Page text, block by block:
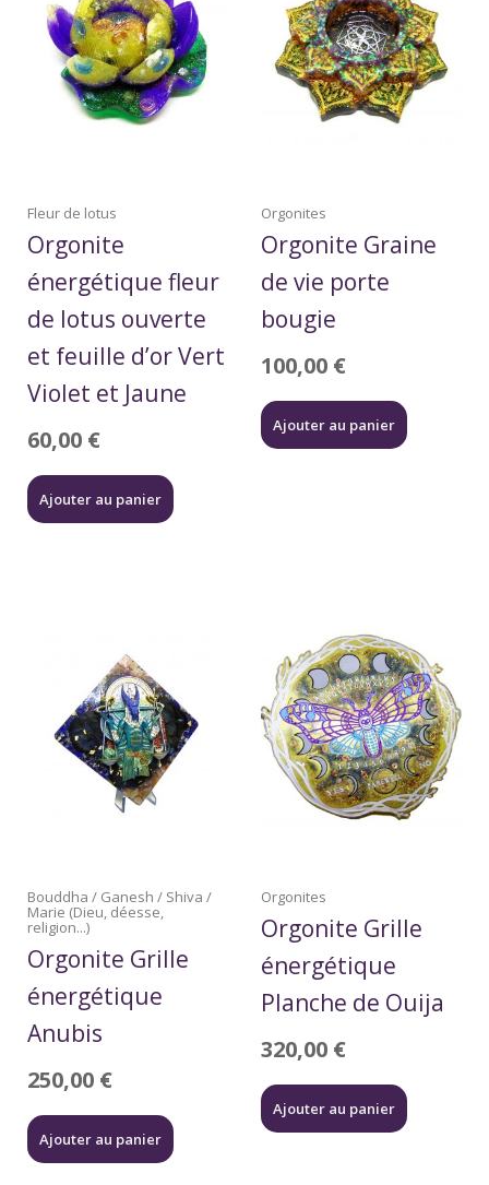
Fleur de lotus
Orgonite
énergétique fleur
de lotus ouverte
et feuille d’or Vert
Violet et Jaune
60,00 €
Ajouter au panier
Orgonites
Orgonite Graine
de vie porte
bougie
100,00 €
Ajouter au panier
Bouddha / Ganesh / Shiva /
Marie (Dieu, déesse,
religion...)
Orgonite Grille
énergétique
Anubis
250,00 €
Ajouter au panier
Orgonites
Orgonite Grille
énergétique
Planche de Ouija
320,00 €
Ajouter au panier